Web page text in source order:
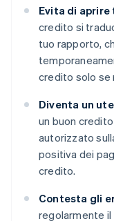
Evita di aprire
credito si
tuo rapporto,
credito solo se
Diventa un
un buon
autorizzato
positiva dei
credito.
Contesta gli
regolarmente